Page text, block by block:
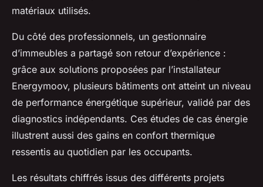
matériaux utilisés.
Du côté des professionnels, un gestionnaire
d’immeubles a partagé son retour d’expérience :
grâce aux solutions proposées par l’installateur
Energymoov, plusieurs bâtiments ont atteint un niveau
de performance énergétique supérieur, validé par des
diagnostics indépendants. Ces études de cas énergie
illustrent aussi des gains en confort thermique
ressentis au quotidien par les occupants.
Les résultats chiffrés issus des différents projets